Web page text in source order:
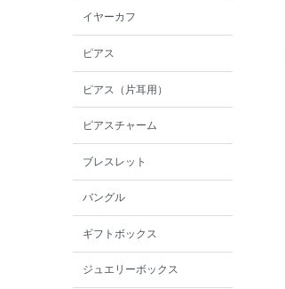
イヤーカフ
ピアス
ピアス（片耳用）
ピアスチャーム
ブレスレット
バングル
ギフトボックス
ジュエリーボックス